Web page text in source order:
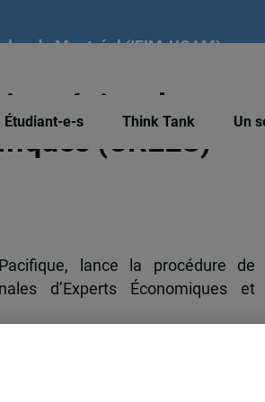
de Montréal (IEIM-UQAM)
Étudiant-e-s Think Tank Un
régionale
(CREES)
lance la procédure de
d’Experts Économiques et
à la définition de la politique